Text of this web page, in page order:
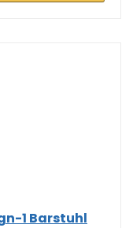
1 Barstuhl